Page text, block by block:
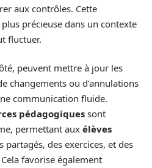
aux contrôles. Cette
précieuse dans un contexte
fluctuer.
peuvent mettre à jour les
changements ou d’annulations
communication fluide.
pédagogiquessont
permettant aux élèves
partagés, des exercices, et des
favorise également